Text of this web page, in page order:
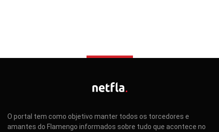
O portal tem como objetivo manter todos os torcedores e
amantes do Flamengo informados sobre tudo que acontece no